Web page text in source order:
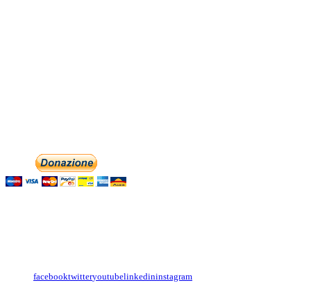
facebooktwitteryoutubelinkedininstagram
English